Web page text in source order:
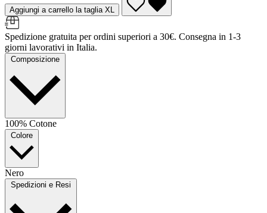
Aggiungi a carrello la taglia XL
Spedizione gratuita per ordini superiori a 30€. Consegna in 1-3
giorni lavorativi in Italia.
Composizione
100% Cotone
Colore
Nero
Spedizioni e Resi